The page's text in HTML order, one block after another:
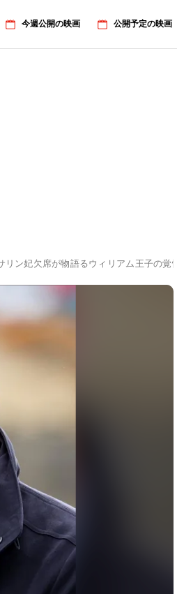
今週公開の映画 公開予定の映画
ン妃欠席が物語るウィリアム王子の覚悟